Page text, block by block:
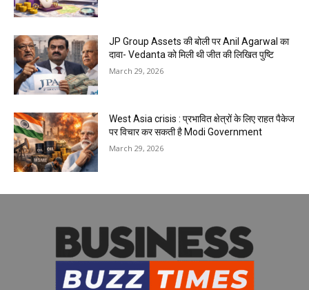
JP Group Assets की बोली पर Anil Agarwal का
दावा- Vedanta को मिली थी जीत की लिखित पुष्टि
March 29, 2026
West Asia crisis : प्रभावित क्षेत्रों के लिए राहत पैकेज
पर विचार कर सकती है Modi Government
March 29, 2026